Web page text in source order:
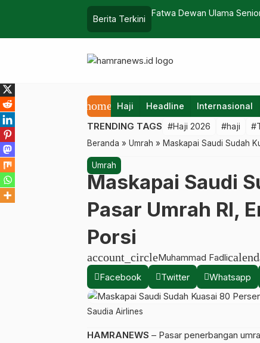
Berita Terkini
Fatwa Dewan Ulama
home Haji Headline Internasional
TRENDING TAGS #Haji 2026 #haji
Beranda » Umrah » Maskapai Saudi Sudah
Umrah
Maskapai Saudi
Pasar Umrah RI,
Porsi
account_circleMuhammad Fadli
Facebook
Twitter Whatsapp
Saudia Airlines
HAMRANEWS – Pasar penerbangan